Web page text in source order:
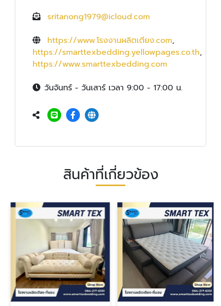
sritanong1979@icloud.com
https://www.โรงงานผลิตเตียง.com,
https://smarttexbedding.yellowpages.co.th,
https://www.smarttexbedding.com
วันจันทร์ - วันเสาร์ เวลา 9:00 - 17:00 น.
สินค้าที่เกี่ยวข้อง